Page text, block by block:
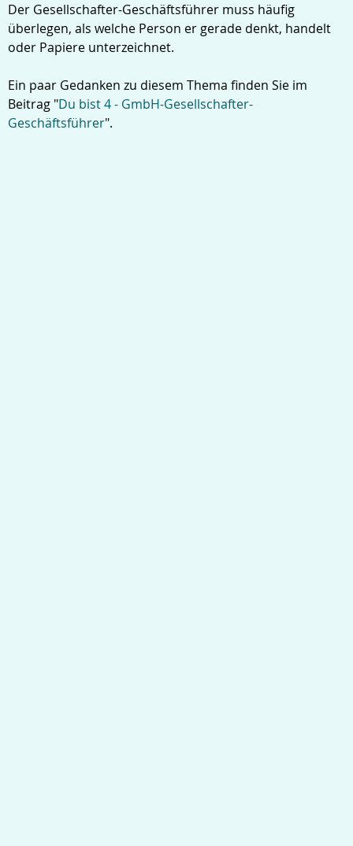
Der Gesellschafter-Geschäftsführer muss häufig
überlegen, als welche Person er gerade denkt, handelt
oder Papiere unterzeichnet.
Ein paar Gedanken zu diesem Thema finden Sie im
Beitrag "Du bist 4 - GmbH-Gesellschafter-
Geschäftsführer".